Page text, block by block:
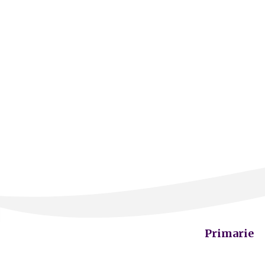
Primarie